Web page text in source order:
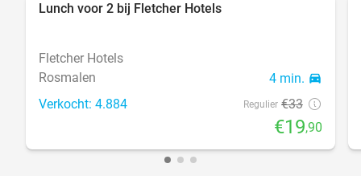
Lunch voor 2 bij Fletcher Hotels
Fletcher Hotels
Rosmalen
4 min. directions_car
Verkocht: 4.884 Regulier €33
€19,90